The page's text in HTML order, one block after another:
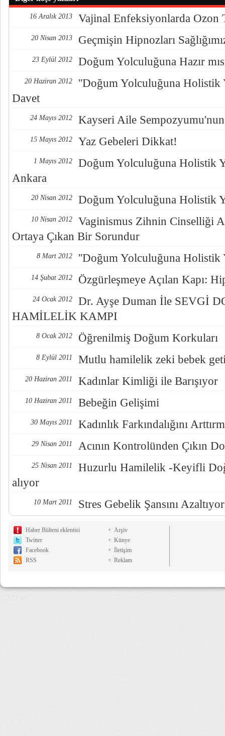
16 Aralık 2013 Vajinal Enfeksiyonlarda Ozon
20 Nisan 2013 Geçmişin Hipnozları
23 Eylül 2012 Doğum Yolculuğuna Hazır
20 Haziran 2012
''Doğum Yolculuğuna Holistik
Davet
24 Mayıs 2012 Kayseri Aile
15 Mayıs 2012 Yaz Gebeleri Dikkat!
1 Mayıs 2012
Doğum Yolculuğuna Holistik
Ankara
20 Nisan 2012 Doğum Yolculuğuna Holistik
10 Nisan 2012
Vaginismus Zihnin Cinselliği
Ortaya Çıkan Bir Sorundur
8 Mart 2012 ''Doğum Yolculuğuna Holistik
14 Şubat 2012 Özgürleşmeye Açılan Kapı:
24 Ocak 2012
Dr. Ayşe Duman İle SEVGİ
HAMİLELİK KAMPI
8 Ocak 2012 Öğrenilmiş Doğum Korkuları
8 Eylül 2011 Mutlu hamilelik zeki bebek
20 Haziran 2011 Kadınlar Kimliği ile Barışıyor
10 Haziran 2011 Bebeğin Gelişimi
30 Mayıs 2011 Kadınlık Farkındalığını
29 Nisan 2011 Acının Kontrolünden Çıkın
25 Nisan 2011
Huzurlu Hamilelik -Keyifli
alıyor
10 Mart 2011 Stres Gebelik Şansını Azaltıyor
Haber Bülteni eklentisi
Twitter
Facebook
RSS
Arşiv
Künye
İletişim
Reklam